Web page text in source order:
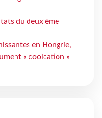
du deuxième
en Hongrie,
« coolcation »